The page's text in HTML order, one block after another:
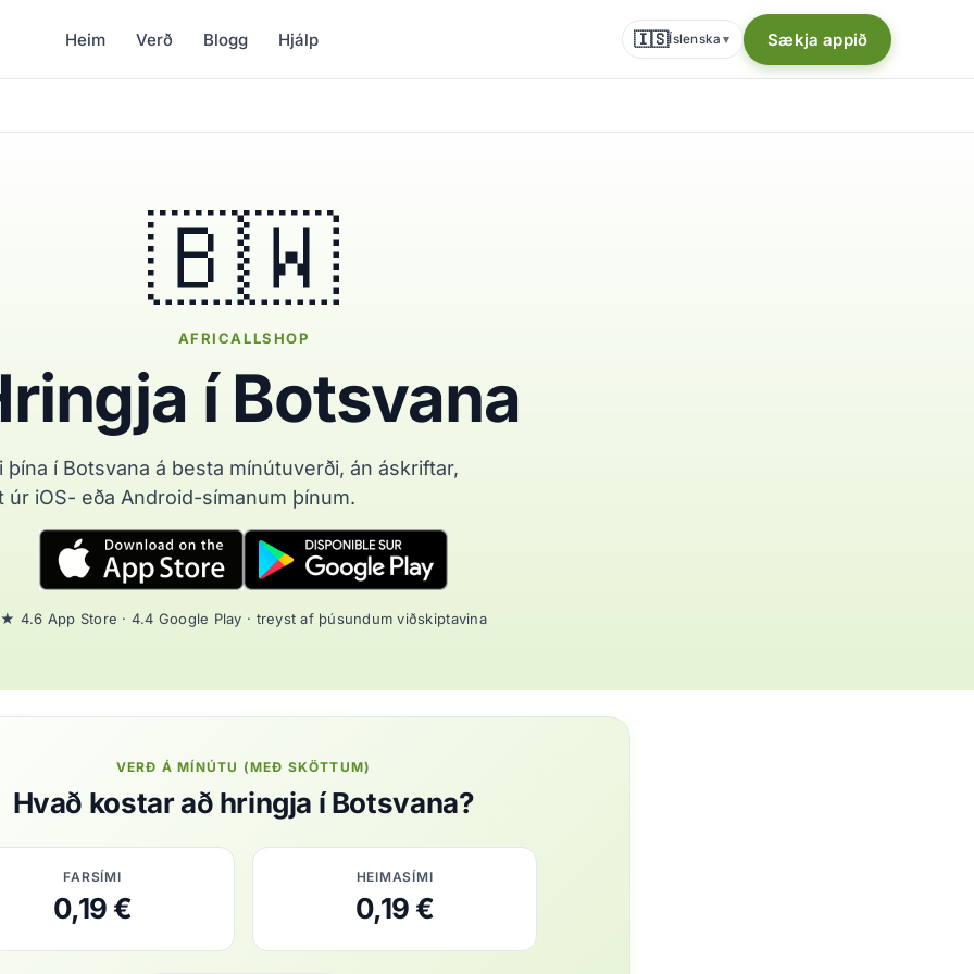
Heim Verð Blogg Hjálp 🇮🇸Íslenska ▾ Sækja appið
🇧🇼
AFRICALLSHOP
í Botsvana
þína í Botsvana á besta mínútuverði, án áskriftar,
úr iOS- eða Android-símanum þínum.
★ 4.6 App Store · 4.4 Google Play · treyst af þúsundum viðskiptavina
VERÐ Á MÍNÚTU (MEÐ SKÖTTUM)
Hvað kostar að hringja í Botsvana?
FARSÍMI
0,19 €
HEIMASÍMI
0,19 €